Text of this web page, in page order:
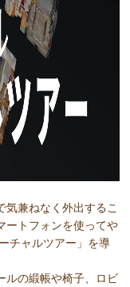
兼ねなく外出するこ
ートフォンを使ってや
チャルツアー」を導
ルの緞帳や椅子、ロビ